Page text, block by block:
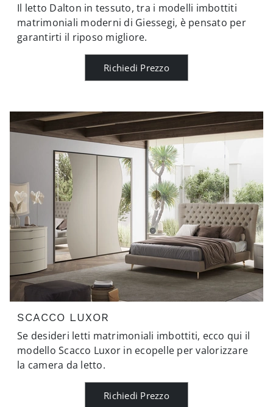
Il letto Dalton in tessuto, tra i modelli imbottiti
matrimoniali moderni di Giessegi, è pensato per
garantirti il riposo migliore.
Richiedi Prezzo
SCACCO LUXOR
Se desideri letti matrimoniali imbottiti, ecco qui il
modello Scacco Luxor in ecopelle per valorizzare
la camera da letto.
Richiedi Prezzo